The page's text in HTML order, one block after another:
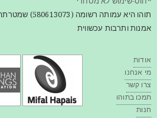
תוהו היא עמותה
אמנות ותרבות עכשווית
אודות
מי אנחנו
צרו קשר
תמכו בתוהו
חנות